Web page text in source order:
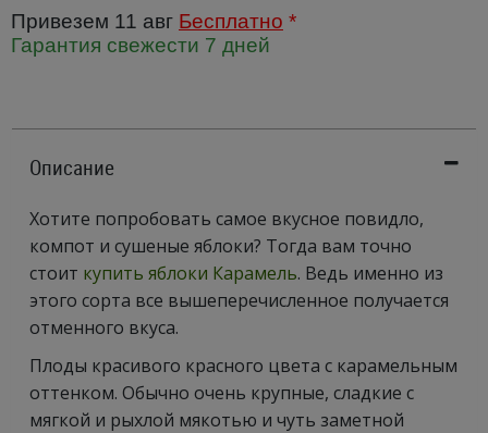
Привезем 11 авг Бесплатно *
Гарантия свежести 7 дней
Описание
Хотите попробовать самое вкусное повидло,
компот и сушеные яблоки? Тогда вам точно
стоит купить яблоки Карамель. Ведь именно из
этого сорта все вышеперечисленное получается
отменного вкуса.
Плоды красивого красного цвета с карамельным
оттенком. Обычно очень крупные, сладкие с
мягкой и рыхлой мякотью и чуть заметной